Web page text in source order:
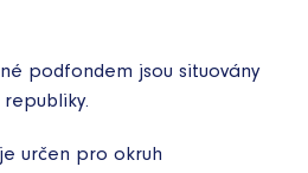
podfondem jsou situovány
určen pro okruh